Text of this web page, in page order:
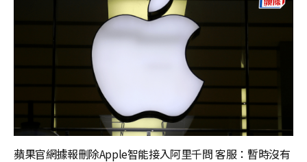
蘋果官網據報刪除Apple智能接入阿里千問 客服：暫時沒有